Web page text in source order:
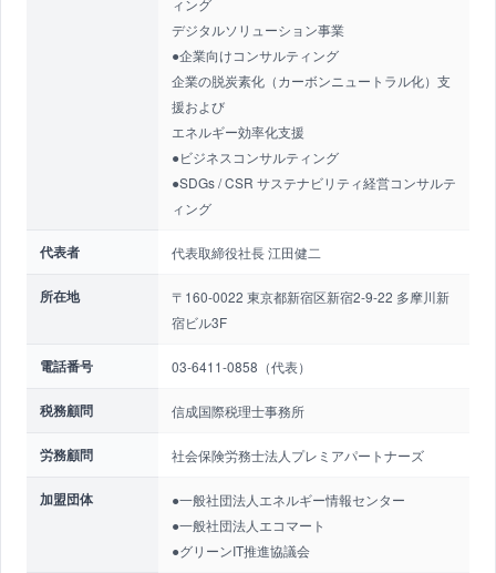
ィング
デジタルソリューション事業
●企業向けコンサルティング
企業の脱炭素化（カーボンニュートラル化）支
援および
エネルギー効率化支援
●ビジネスコンサルティング
●SDGs / CSR サステナビリティ経営コンサルテ
ィング
代表者 代表取締役社長 江田健二
所在地
〒160-0022 東京都新宿区新宿2-9-22 多摩川新
宿ビル3F
電話番号 03-6411-0858（代表）
税務顧問 信成国際税理士事務所
労務顧問 社会保険労務士法人プレミアパートナーズ
加盟団体
●一般社団法人エネルギー情報センター
●一般社団法人エコマート
●グリーンIT推進協議会